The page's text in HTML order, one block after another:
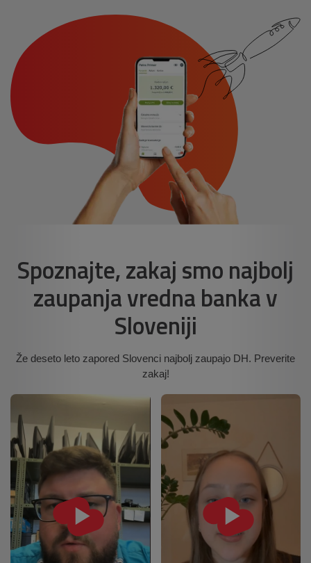
Spoznajte, zakaj smo najbolj
zaupanja vredna banka v
Sloveniji
Že deseto leto zapored Slovenci najbolj zaupajo DH. Preverite
zakaj!